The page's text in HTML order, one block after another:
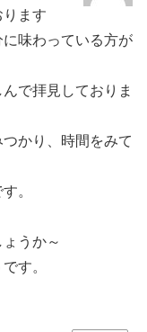
ます
味わっている方が
で拝見しておりま
かり、時間をみて
。
うか～
す。